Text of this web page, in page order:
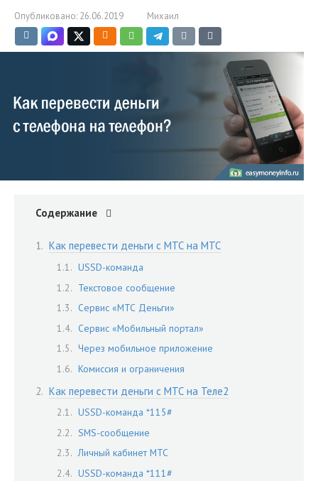
Опубликовано: 26.06.2019 Михаил
Содержание
Как перевести деньги с МТС на МТС
USSD-команда
Текстовое сообщение
Сервис «МТС Деньги»
Сервис «Мобильный портал»
Через мобильное приложение
Комиссия и ограничения
Как перевести деньги с МТС на Теле2
USSD-команда *115#
SMS-сообщение
Личный кабинет МТС
USSD-команда *111#